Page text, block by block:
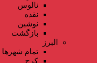
نالوس
نقده
نوشین
بازگشت
البرز
تمام شهر‌ها
کرج